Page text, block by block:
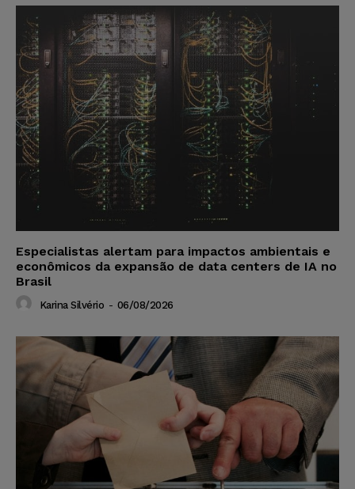
Especialistas alertam para impactos ambientais e
econômicos da expansão de data centers de IA no
Brasil
Karina Silvério - 06/08/2026